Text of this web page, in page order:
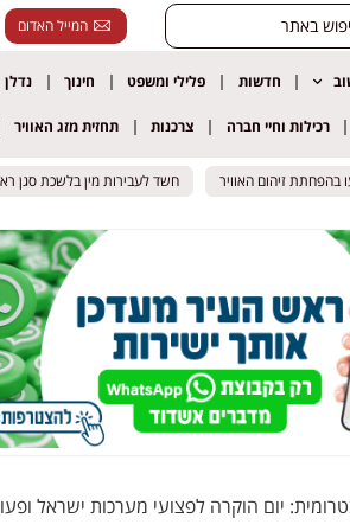
המייל האדום
חדשות פלילי ומשפט חינוך נדלן
רכילות וחיי חברה צרכנות תחזית מזג האוויר
חשד לעבירות מין בלשכת סגן ראש
חשד לעבירות מין בלשכת סגן ראש
יום הוקרה לפצועי מערכות ישראל